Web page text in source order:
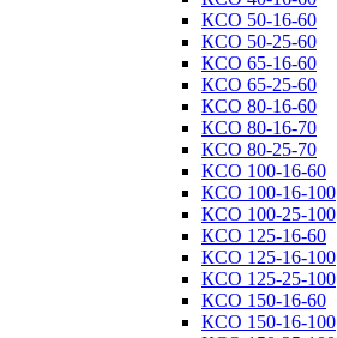
КСО 50-16-60
КСО 50-25-60
КСО 65-16-60
КСО 65-25-60
КСО 80-16-60
КСО 80-16-70
КСО 80-25-70
КСО 100-16-60
КСО 100-16-100
КСО 100-25-100
КСО 125-16-60
КСО 125-16-100
КСО 125-25-100
КСО 150-16-60
КСО 150-16-100